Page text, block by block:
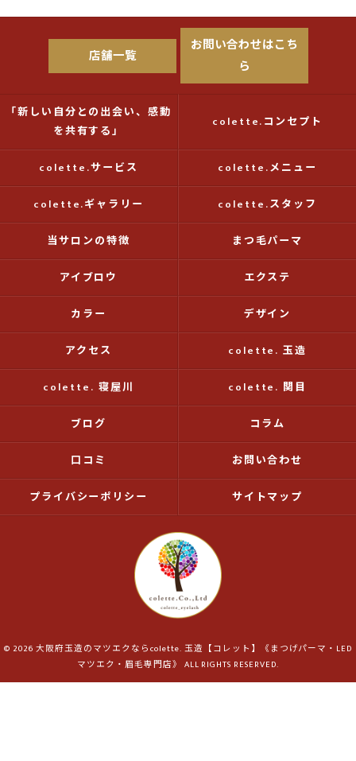
店舗一覧
お問い合わせはこち
ら
「新しい自分との出会い、感動
を共有する」
colette.コンセプト
colette.サービス colette.メニュー
colette.ギャラリー colette.スタッフ
当サロンの特徴 まつ毛パーマ
アイブロウ エクステ
カラー デザイン
アクセス colette. 玉造
colette. 寝屋川 colette. 関目
ブログ コラム
口コミ お問い合わせ
プライバシーポリシー サイトマップ
© 2026 大阪府玉造のマツエクならcolette. 玉造【コレット】《まつげパーマ・LED
マツエク・眉毛専門店》 ALL RIGHTS RESERVED.